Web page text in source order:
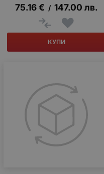
75.16 € / 147.00 лв.
КУПИ